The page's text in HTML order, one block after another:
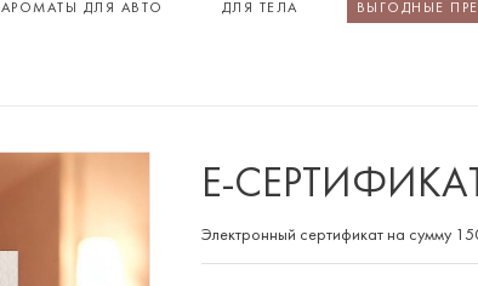
АРОМАТЫ ДЛЯ АВТО ДЛЯ ТЕЛА ВЫГОДНЫЕ
Е-
Электронный сертификат на сумму